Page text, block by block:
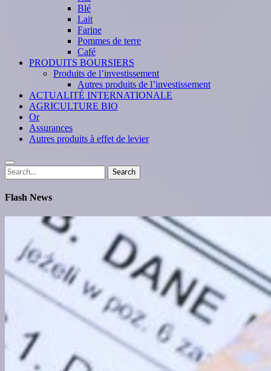
Blé
Lait
Farine
Pommes de terre
Café
PRODUITS BOURSIERS
Produits de l’investissement
Autres produits de l’investissement
ACTUALITÉ INTERNATIONALE
AGRICULTURE BIO
Or
Assurances
Autres produits à effet de levier
Search
for:
Search
Flash News